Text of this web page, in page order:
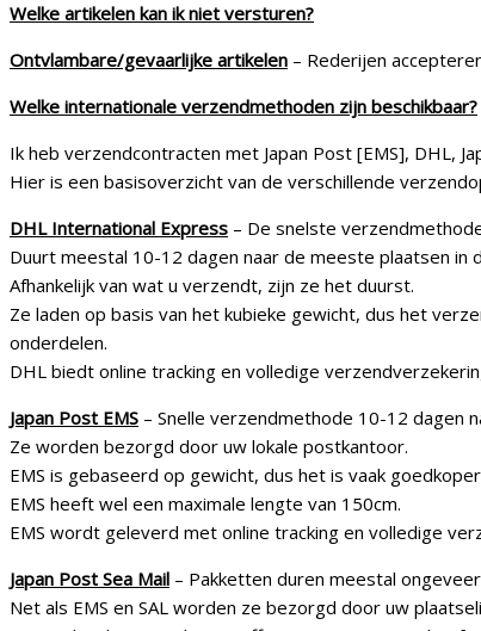
Welke artikelen kan ik niet versturen?
Ontvlambare/gevaarlijke artikelen – Rederijen
Welke internationale verzendmethoden zijn beschikbaar?
Ik heb verzendcontracten met Japan Post [EMS], DHL,
Hier is een basisoverzicht van de verschillende
DHL International Express – De snelste
Duurt meestal 10-12 dagen naar de meeste plaatsen in
Afhankelijk van wat u verzendt, zijn ze het duurst.
Ze laden op basis van het kubieke gewicht, dus het
onderdelen.
DHL biedt online tracking en volledige
Japan Post EMS – Snelle verzendmethode 10-12 dagen
Ze worden bezorgd door uw lokale postkantoor.
EMS is gebaseerd op gewicht, dus het is vaak
EMS heeft wel een maximale lengte van 150cm.
EMS wordt geleverd met online tracking en volledige
Japan Post Sea Mail – Pakketten duren meestal
Net als EMS en SAL worden ze bezorgd door uw